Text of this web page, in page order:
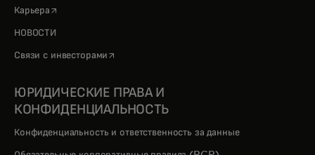
Карьера opens in a new tab
НОВОСТИ
Связи с инвесторами opens in a new tab
ЮРИДИЧЕСКИЕ ПРАВА И
КОНФИДЕНЦИАЛЬНОСТЬ
Конфиденциальность и ответственность за данные